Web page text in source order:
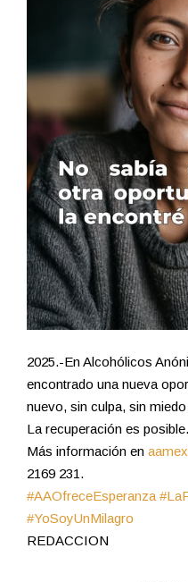
2025.-En Alcohólicos
encontrado una nueva
nuevo, sin culpa, sin
La recuperación es
Más información en
2169 231.
#AAOfreceEsperanza
#YoSoyUnMilagro
REDACCION